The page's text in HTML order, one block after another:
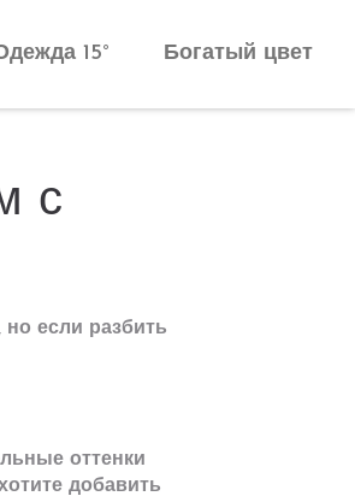
15° Богатый цвет
с
если разбить
оттенки
добавить